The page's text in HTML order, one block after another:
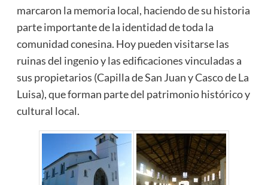
marcaron la memoria local, haciendo de su historia
parte importante de la identidad de toda la
comunidad conesina. Hoy pueden visitarse las
ruinas del ingenio y las edificaciones vinculadas a
sus propietarios (Capilla de San Juan y Casco de La
Luisa), que forman parte del patrimonio histórico y
cultural local.